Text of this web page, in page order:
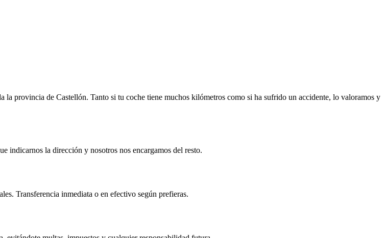
la provincia de Castellón. Tanto si tu coche tiene muchos kilómetros como si ha sufrido un accidente, lo valoramos y
indicarnos la dirección y nosotros nos encargamos del resto.
Transferencia inmediata o en efectivo según prefieras.